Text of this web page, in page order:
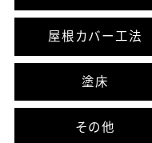
屋根カバー工法
塗床
その他